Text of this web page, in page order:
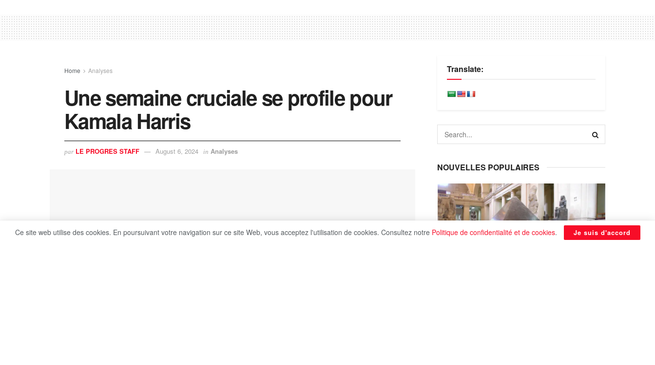
Home Analyses
Une semaine cruciale se profile pour
Kamala Harris
par LE PROGRES STAFF August 6, 2024 in Analyses
Translate:
NOUVELLES POPULAIRES
Ce site web utilise des cookies. En poursuivant votre navigation sur ce site Web, vous acceptez l'utilisation de cookies. Consultez notre Politique de confidentialité et de cookies. Je suis d'accord